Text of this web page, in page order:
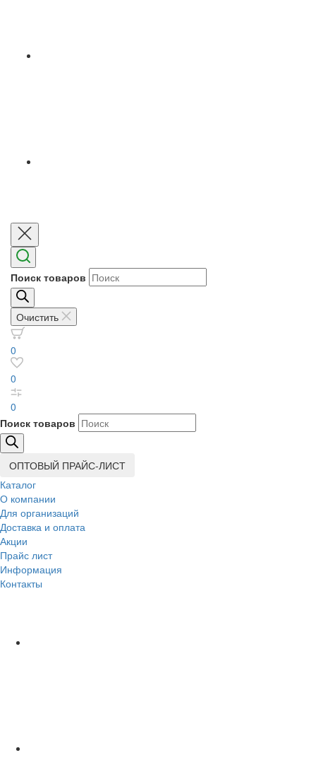
Поиск товаров
Очистить
0
0
0
Поиск товаров
ОПТОВЫЙ ПРАЙС-ЛИСТ
Каталог
О компании
Для организаций
Доставка и оплата
Акции
Прайс лист
Информация
Контакты